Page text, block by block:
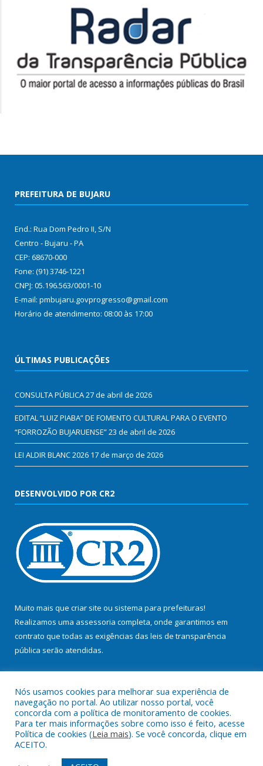
PREFEITURA DE BUJARU
End.: Rua Dom Pedro II, S/N
Centro - Bujaru - PA
CEP: 68670-000
Fone: (91) 3746-1221
CNPJ: 05.196.563/0001-10
E-mail: pmbujaru.govprogresso@gmail.com
Horário de atendimento: 08:00 às 17:00
ÚLTIMAS PUBLICAÇÕES
CONSULTA PÚBLICA27 de abril de 2026
EDITAL “LUIZ PIABA” DE FOMENTO CULTURAL PARA O EVENTO
“FORROZÃO BUJARUENSE”23 de abril de 2026
LEI ALDIR BLANC 2026 17 de março de 2026
DESENVOLVIDO POR CR2
Muito mais que criar site ou sistema para prefeituras!
Realizamos uma assessoria completa, onde garantimos em
contrato que todas as exigências das leis de transparência
pública serão atendidas.
Todos os direitos reservados a Prefeitura Municipal de Bujaru.
Nós usamos cookies para melhorar sua experiência de
navegação no portal. Ao utilizar nosso portal, você
concorda com a política de monitoramento de cookies.
Para ter mais informações sobre como isso é feito, acesse
Política de cookies (Leia mais). Se você concorda, clique em
ACEITO.